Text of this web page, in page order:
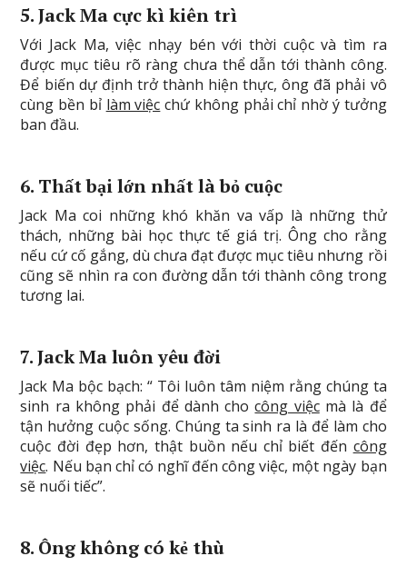
5. Jack Ma cực kì kiên trì
Với Jack Ma, việc nhạy bén với thời cuộc và tìm ra
được mục tiêu rõ ràng chưa thể dẫn tới thành công.
Để biến dự định trở thành hiện thực, ông đã phải vô
cùng bền bỉ làm việc chứ không phải chỉ nhờ ý tưởng
ban đầu.
6. Thất bại lớn nhất là bỏ cuộc
Jack Ma coi những khó khăn va vấp là những thử
thách, những bài học thực tế giá trị. Ông cho rằng
nếu cứ cố gắng, dù chưa đạt được mục tiêu nhưng rồi
cũng sẽ nhìn ra con đường dẫn tới thành công trong
tương lai.
7. Jack Ma luôn yêu đời
Jack Ma bộc bạch: “ Tôi luôn tâm niệm rằng chúng ta
sinh ra không phải để dành chocông việcmà là để
tận hưởng cuộc sống. Chúng ta sinh ra là để làm cho
cuộc đời đẹp hơn, thật buồn nếu chỉ biết đến công
việc. Nếu bạn chỉ có nghĩ đến công việc, một ngày bạn
sẽ nuối tiếc”.
8. Ông không có kẻ thù